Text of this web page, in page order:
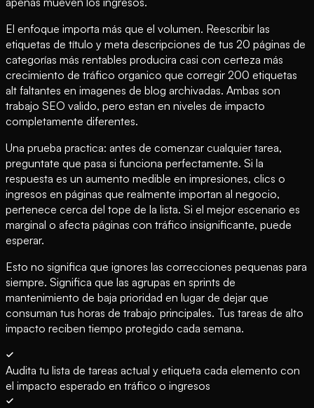
El enfoque importa más que el volumen. Reescribir las
etiquetas de título y meta descripciones de tus 20 páginas de
categorías más rentables producira casi con certeza más
crecimiento de tráfico organico que corregir 200 etiquetas
alt faltantes en imagenes de blog archivadas. Ambas son
trabajo SEO valido, pero estan en niveles de impacto
completamente diferentes.
Una prueba practica: antes de comenzar cualquier tarea,
preguntate que pasa si funciona perfectamente. Si la
respuesta es un aumento medible en impresiones, clics o
ingresos en páginas que realmente importan al negocio,
pertenece cerca del tope de la lista. Si el mejor escenario es
marginal o afecta páginas con tráfico insignificante, puede
esperar.
Esto no significa que ignores las correcciones pequenas para
siempre. Significa que las agrupas en sprints de
mantenimiento de baja prioridad en lugar de dejar que
consuman tus horas de trabajo principales. Tus tareas de alto
impacto reciben tiempo protegido cada semana.
Audita tu lista de tareas actual y etiqueta cada elemento con
el impacto esperado en tráfico o ingresos